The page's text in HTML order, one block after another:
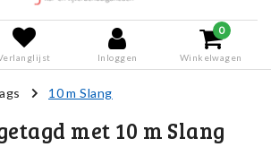
Inloggen
0
Winkelwagen
10 m Slang
met 10 m Slang